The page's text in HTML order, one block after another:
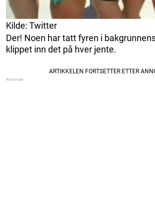
Kilde: Twitter
Der! Noen har tatt fyren i
klippet inn det på hver jente.